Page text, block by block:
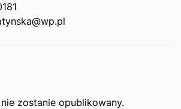
zostanie opublikowany.